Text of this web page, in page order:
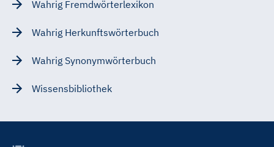
Wahrig Fremdwörterlexikon
Wahrig Herkunftswörterbuch
Wahrig Synonymwörterbuch
Wissensbibliothek